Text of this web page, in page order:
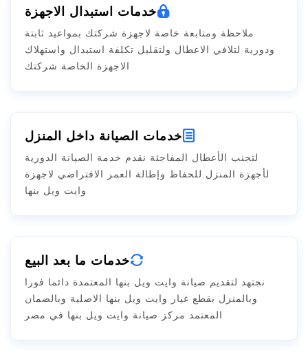
خدمات استبدال الاجهزة
ملاحظة ومتابعة خاصة لاجهزة شركتك بمواعيد ثابتة
ودورية لتلافي الاعطال ولتقليل تكلفة استبدال واستهلاك
الاجهزة الخاصة شركتك
خدمات الصيانة داخل المنزل
لتجنب الأعطال المفاجئة نقدم خدمة الصيانة الدورية
لأجهزة المنزل للحفاظ وإطالة العمر الافتراضي لاجهزة
وايت ويل بنها
خدمات ما بعد البيع
نجتهد لتقديم صيانة وايت ويل بنها المعتمدة دائما فورا
وبالمنزل بقطع غيار وايت ويل بنها الاصلية وبالضمان
المعتمد مركز صيانة وايت ويل بنها في مصر